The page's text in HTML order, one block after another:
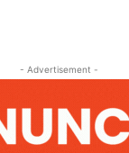
- Advertisement -